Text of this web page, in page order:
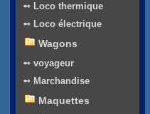
➻ Loco thermique
➻ Loco électrique
Wagons
➻ voyageur
➻ Marchandise
Maquettes